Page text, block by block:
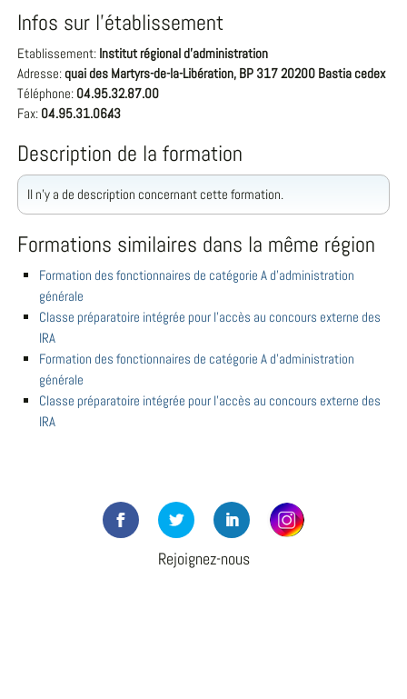
Infos sur l'établissement
Etablissement: Institut régional d'administration
Adresse: quai des Martyrs-de-la-Libération, BP 317 20200 Bastia cedex
Téléphone: 04.95.32.87.00
Fax: 04.95.31.06.43
Description de la formation
Il n'y a de description concernant cette formation.
Formations similaires dans la même région
Formation des fonctionnaires de catégorie A d'administration
générale
Classe préparatoire intégrée pour l'accès au concours externe des
IRA
Formation des fonctionnaires de catégorie A d'administration
générale
Classe préparatoire intégrée pour l'accès au concours externe des
IRA
Rejoignez-nous